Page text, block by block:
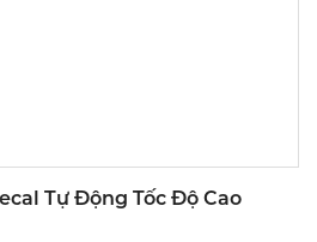
Tự Động Tốc Độ Cao